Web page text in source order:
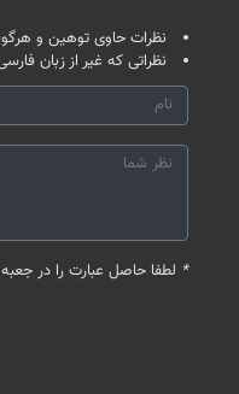
نظرات حاوی توهین و
نظراتی که غیر از زبان
* لطفا حاصل عبارت را در